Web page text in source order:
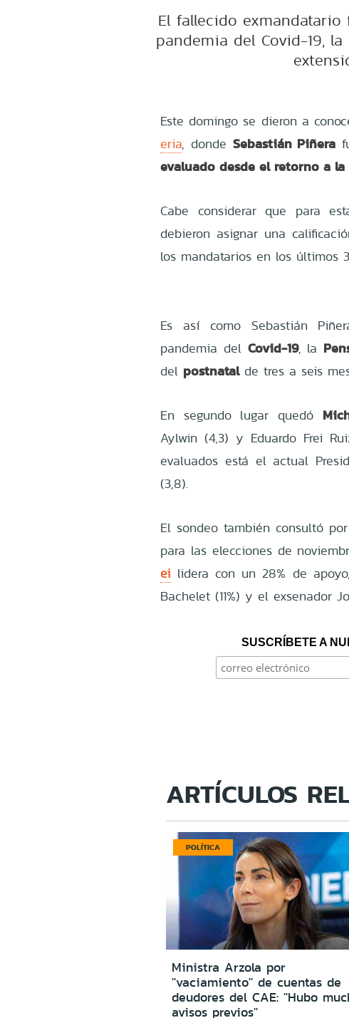
El fallecido
pandemia del Covid-19,
Este domingo se dieron a
eria, donde Sebastián Piñera
evaluado desde el retorno a la
Cabe considerar que para
debieron asignar una
los mandatarios en los últimos
Es así como Sebastián
pandemia del Covid-19, la
del postnatalde tres a seis
En segundo lugar quedó
Aylwin (4,3) y Eduardo Frei
evaluados está el actual
(3,8).
El sondeo también consultó
para las elecciones de
ei lidera con un 28% de
Bachelet (11%) y el exsenador
SUSCRÍBETE A
ARTÍCULOS
POLÍTICA
Ministra Arzola por
''vaciamiento'' de cuentas de
deudores del CAE: ''Hubo
avisos previos''